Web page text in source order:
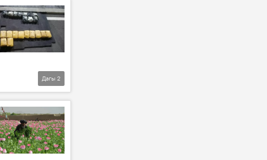
Дагы 2